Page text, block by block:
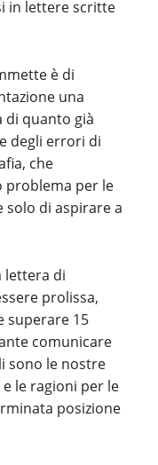
in lettere scritte
è di
una
di quanto già
degli errori di
che
problema per le
solo di aspirare a
lettera di
prolissa,
superare 15
comunicare
sono le nostre
le ragioni per le
posizione